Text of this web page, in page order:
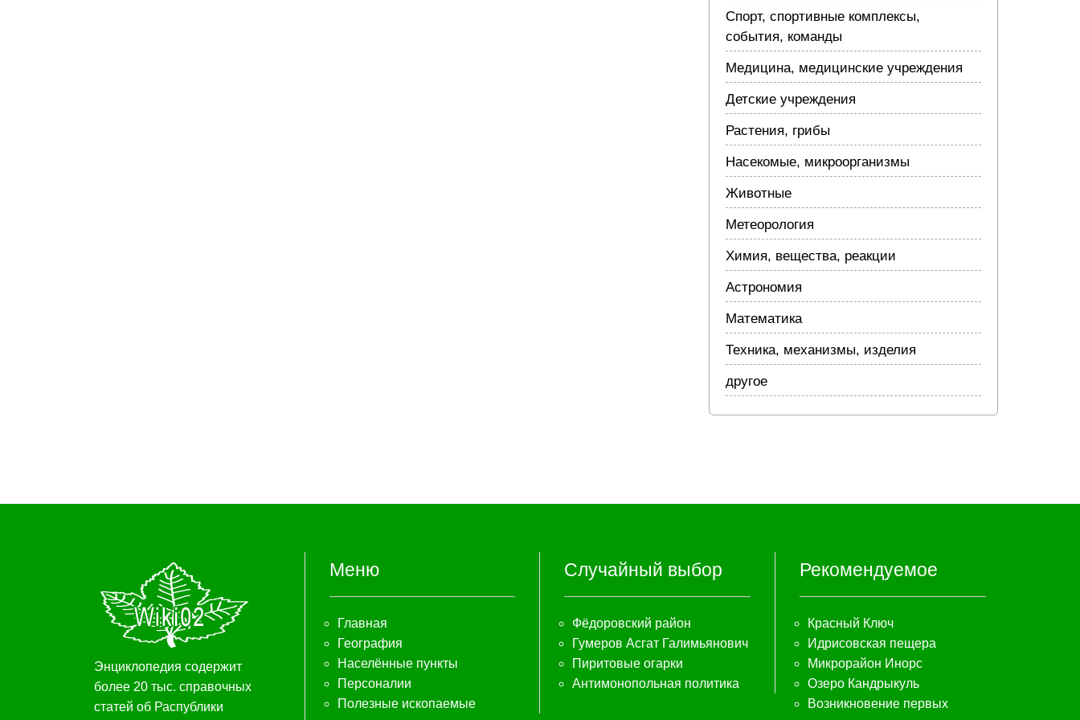
Спорт, спортивные комплексы,
события, команды
Медицина, медицинские учреждения
Детские учреждения
Растения, грибы
Насекомые, микроорганизмы
Животные
Метеорология
Химия, вещества, реакции
Астрономия
Математика
Техника, механизмы, изделия
другое
Энциклопедия содержит
более 20 тыс. справочных
статей об Распублики
Меню
Главная
География
Населённые пункты
Персоналии
Полезные ископаемые
Случайный выбор
Фёдоровский район
Гумеров Асгат Галимьянович
Пиритовые огарки
Антимонопольная политика
Рекомендуемое
Красный Ключ
Идрисовская пещера
Микрорайон Инорс
Озеро Кандрыкуль
Возникновение первых